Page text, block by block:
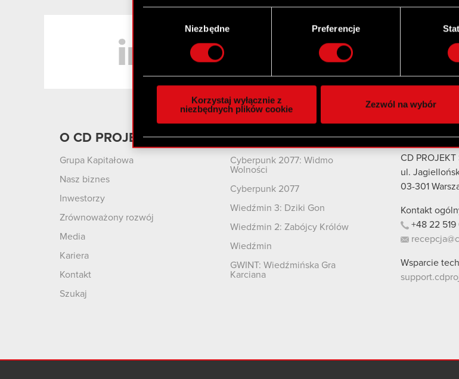
Identyfikować Twoje urządzenie, aktywnie analizując
Dowiedz się więcej odnośnie tego, jak Twoje osobiste dane są
szczegółów . W Deklaracji plików cookie możesz zmienić lub wycofać
Wykorzystujemy pliki cookie do spersonalizowania treści i reklam, aby
społecznościowym, reklamowym i analitycznym. Partnerzy mogą
otrzymanymi od Ciebie lub uzyskanymi podczas korzystania z ich
zgadasz się na używanie plików cookie.
Niezbędne Preferencje
Korzystaj wyłącznie z
niezbędnych plików cookie
Zezwól na wybór
O CD PROJEKT
Grupa Kapitałowa
Nasz biznes
Inwestorzy
Zrównoważony rozwój
Media
Kariera
Kontakt
Szukaj
Produkty
Cyberpunk 2077: Widmo
Wolności
Cyberpunk 2077
Wiedźmin 3: Dziki Gon
Wiedźmin 2: Zabójcy Królów
Wiedźmin
GWINT: Wiedźmińska Gra
Karciana
Kontakt
CD PROJEKT
ul.
03-301
Kontakt
+48 22 519
Wsparcie